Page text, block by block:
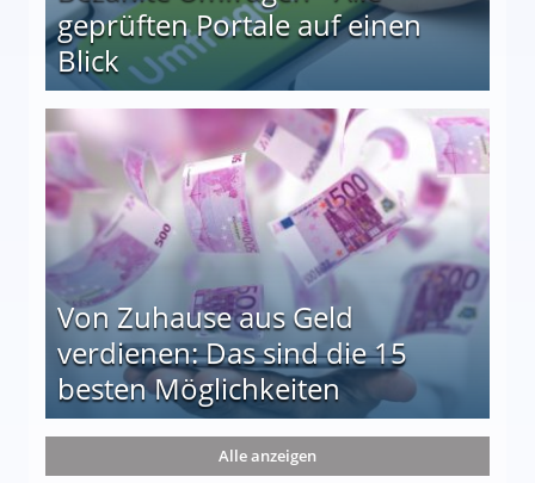
geprüften Portale auf einen
Blick
auf einen Blick
Von Zuhause aus Geld
verdienen: Das sind die 15
besten Möglichkeiten
die 15 besten Möglichkeiten
Alle anzeigen